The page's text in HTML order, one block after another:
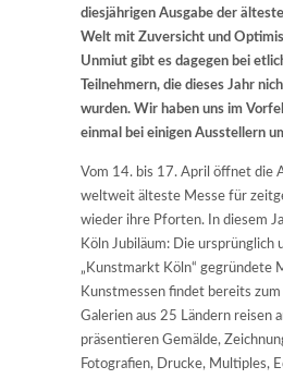
diesjährigen Ausgabe der
Welt mit Zuversicht und
Unmiut gibt es dagegen bei
Teilnehmern, die dieses Jahr
wurden. Wir haben uns im
einmal bei einigen Ausstellern
Vom 14. bis 17. April öffnet die
weltweit älteste Messe für
wieder ihre Pforten. In diesem
Köln Jubiläum: Die ursprünglich
„Kunstmarkt Köln“ gegründete
Kunstmessen findet bereits
Galerien aus 25 Ländern reisen
präsentieren Gemälde,
Fotografien, Drucke, Multiples,